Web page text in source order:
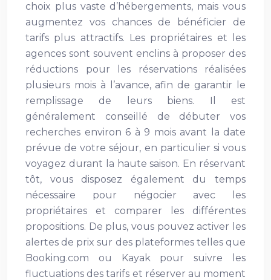
choix plus vaste d’hébergements, mais vous
augmentez vos chances de bénéficier de
tarifs plus attractifs. Les propriétaires et les
agences sont souvent enclins à proposer des
réductions pour les réservations réalisées
plusieurs mois à l’avance, afin de garantir le
remplissage de leurs biens. Il est
généralement conseillé de débuter vos
recherches environ 6 à 9 mois avant la date
prévue de votre séjour, en particulier si vous
voyagez durant la haute saison. En réservant
tôt, vous disposez également du temps
nécessaire pour négocier avec les
propriétaires et comparer les différentes
propositions. De plus, vous pouvez activer les
alertes de prix sur des plateformes telles que
Booking.com ou Kayak pour suivre les
fluctuations des tarifs et réserver au moment